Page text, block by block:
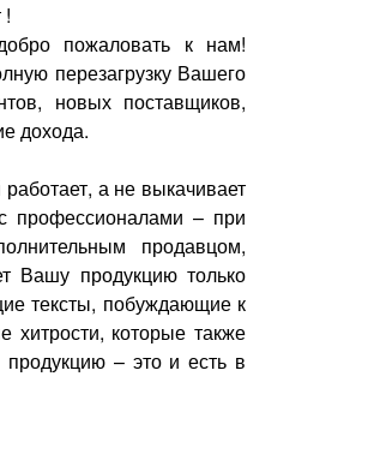
пожаловать к нам!
перезагрузку Вашего
новых поставщиков,
дохода.
а не выкачивает
профессионалами – при
продавцом,
Вашу продукцию только
тексты, побуждающие к
хитрости, которые также
– это и есть в